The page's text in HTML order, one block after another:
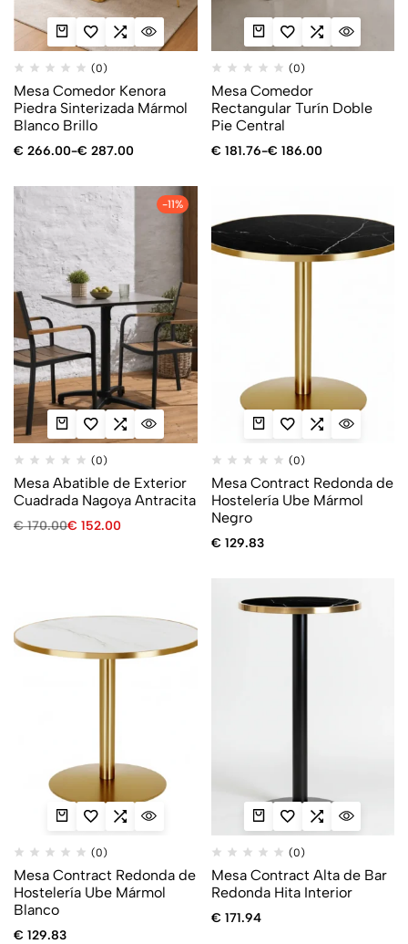
(0)
Mesa Comedor Kenora
Piedra Sinterizada Mármol
Blanco Brillo
€ 266.00-€ 287.00
(0)
Mesa Comedor
Rectangular Turín Doble
Pie Central
€ 181.76-€ 186.00
-11%
(0)
Mesa Abatible de Exterior
Cuadrada Nagoya Antracita
€170.00€ 152.00
(0)
Mesa Contract Redonda de
Hostelería Ube Mármol
Negro
€ 129.83
(0)
Mesa Contract Redonda de
Hostelería Ube Mármol
Blanco
€ 129.83
(0)
Mesa Contract Alta de Bar
Redonda Hita Interior
€ 171.94